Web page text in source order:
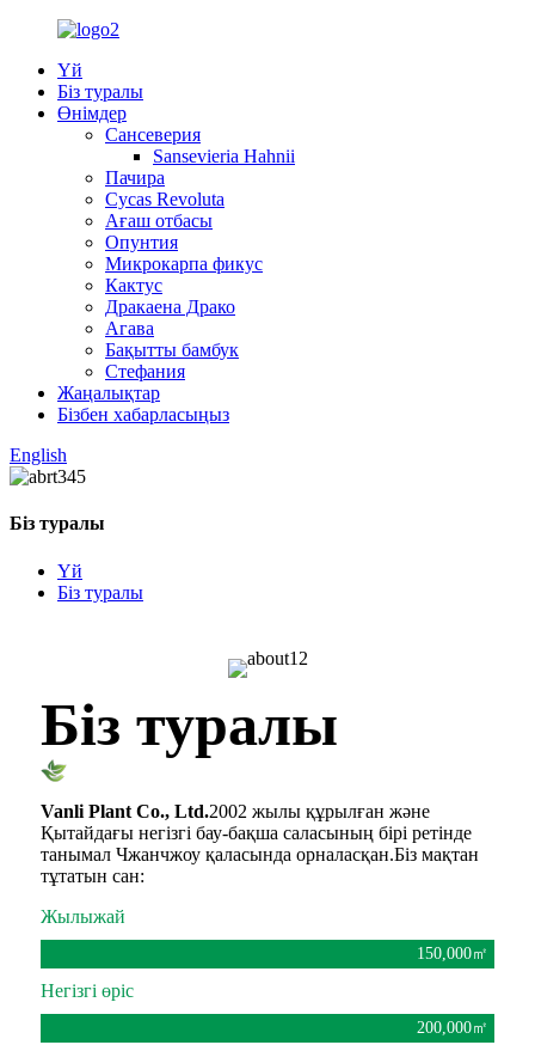
Үй
Біз туралы
Өнімдер
Сансеверия
Sansevieria Hahnii
Пачира
Cycas Revoluta
Ағаш отбасы
Опунтия
Микрокарпа фикус
Кактус
Дракаена Драко
Агава
Бақытты бамбук
Стефания
Жаңалықтар
Бізбен хабарласыңыз
English
Біз туралы
Үй
Біз туралы
Біз туралы
Vanli Plant Co., Ltd.2002 жылы құрылған және
Қытайдағы негізгі бау-бақша саласының бірі ретінде
танымал Чжанчжоу қаласында орналасқан.Біз мақтан
тұтатын сан:
Жылыжай
150,000㎡
Негізгі өріс
200,000㎡